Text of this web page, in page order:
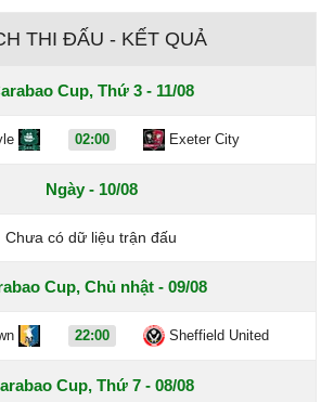
THI ĐẤU - KẾT QUẢ
Cup, Thứ 3 - 11/08
02:00 Exeter City
Ngày - 10/08
Chưa có dữ liệu trận đấu
Cup, Chủ nhật - 09/08
22:00 Sheffield United
Cup, Thứ 7 - 08/08